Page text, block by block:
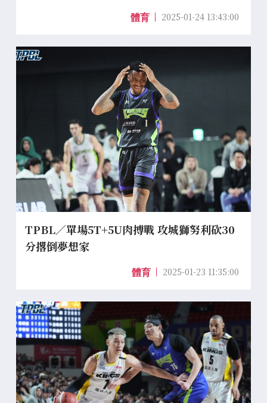
體育 2025-01-24 13:43:00
TPBL／單場5T+5U肉搏戰 攻城獅努利砍30
分撂倒夢想家
體育 2025-01-23 11:35:00